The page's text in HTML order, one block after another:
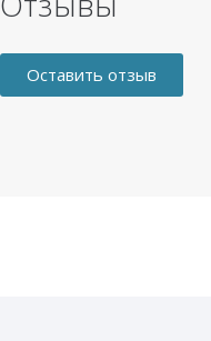
Оставить отзыв